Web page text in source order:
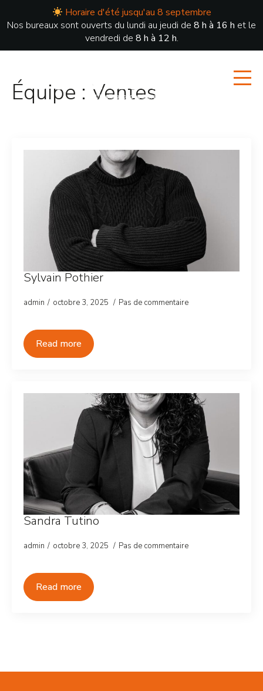
Horaire d'été jusqu'au 8 septembre
Nos bureaux sont ouverts du lundi au jeudi de 8 h à 16 h et le
vendredi de 8 h à 12 h.
Équipe : Ventes
Sylvain Pothier
admin octobre 3, 2025 Pas de commentaire
Read more
Sandra Tutino
admin octobre 3, 2025 Pas de commentaire
Read more